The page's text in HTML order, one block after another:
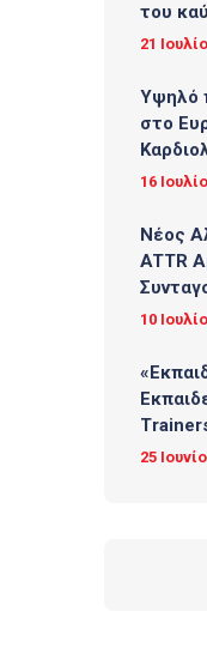
του
21
Υψηλό
στο
16
Νέος
ATTR
10
25